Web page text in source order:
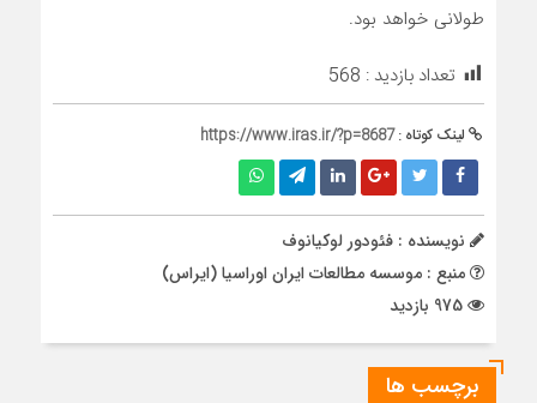
طولانی خواهد بود.
تعداد بازدید : 568
لینک کوتاه :https://www.iras.ir/?p=8687
نویسنده : فئودور لوکیانوف
منبع : موسسه مطالعات ایران اوراسیا (ایراس)
برچسب ها